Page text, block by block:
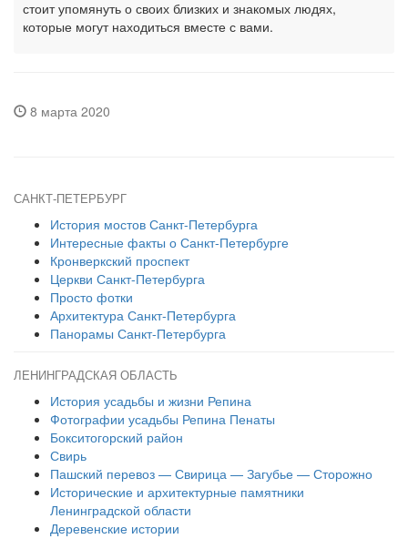
стоит упомянуть о своих близких и знакомых людях,
которые могут находиться вместе с вами.
8 марта 2020
САНКТ-ПЕТЕРБУРГ
История мостов Санкт-Петербурга
Интересные факты о Санкт-Петербурге
Кронверкский проспект
Церкви Санкт-Петербурга
Просто фотки
Архитектура Санкт-Петербурга
Панорамы Санкт-Петербурга
ЛЕНИНГРАДСКАЯ ОБЛАСТЬ
История усадьбы и жизни Репина
Фотографии усадьбы Репина Пенаты
Бокситогорский район
Свирь
Пашский перевоз — Свирица — Загубье — Сторожно
Исторические и архитектурные памятники
Ленинградской области
Деревенские истории